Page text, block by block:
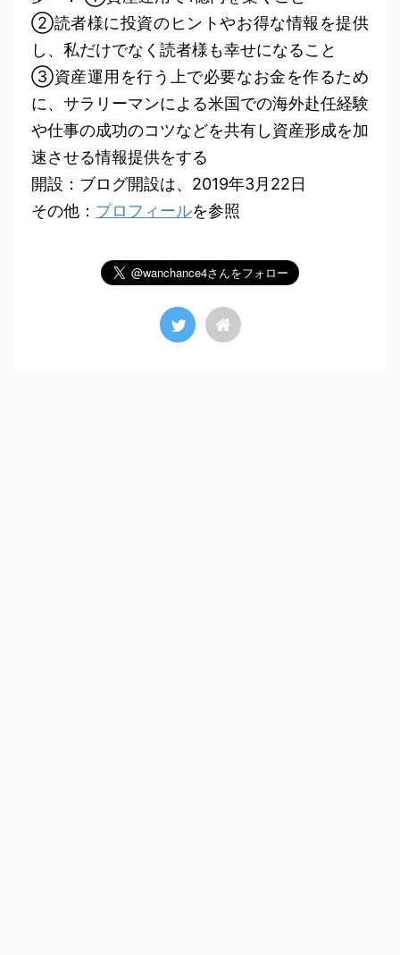
②読者様に投資のヒントやお得な情報を提供
し、私だけでなく読者様も幸せになること
③資産運用を行う上で必要なお金を作るため
に、サラリーマンによる米国での海外赴任経験
や仕事の成功のコツなどを共有し資産形成を加
速させる情報提供をする
開設：ブログ開設は、2019年3月22日
その他： プロフィールを参照